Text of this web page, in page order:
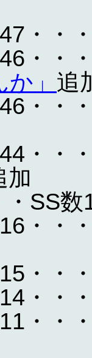
・・
・・
」 追
・・
・・
加
SS数
・・
・・
・・
・・